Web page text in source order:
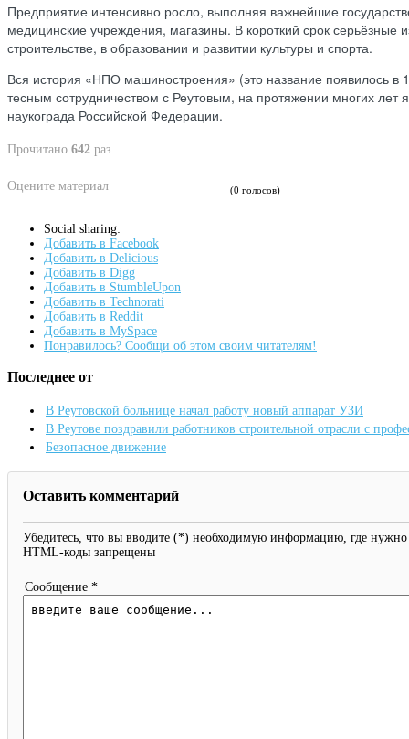
Предприятие интенсивно росло, выполняя важнейшие
медицинские учреждения, магазины. В короткий срок
строительстве, в образовании и развитии культуры и спорта.
Вся история «НПО машиностроения» (это название появилось в
тесным сотрудничеством с Реутовым, на протяжении многих
наукограда Российской Федерации.
Прочитано 642 раз
Оцените материал (0 голосов)
Social sharing:
Добавить в Facebook
Добавить в Delicious
Добавить в Digg
Добавить в StumbleUpon
Добавить в Technorati
Добавить в Reddit
Добавить в MySpace
Понравилось? Сообщи об этом своим читателям!
Последнее от
В Реутовской больнице начал работу новый аппарат УЗИ
В Реутове поздравили работников строительной отрасли с
Безопасное движение
Оставить комментарий
Убедитесь, что вы вводите (*) необходимую информацию, где нужно
HTML-коды запрещены
Сообщение *